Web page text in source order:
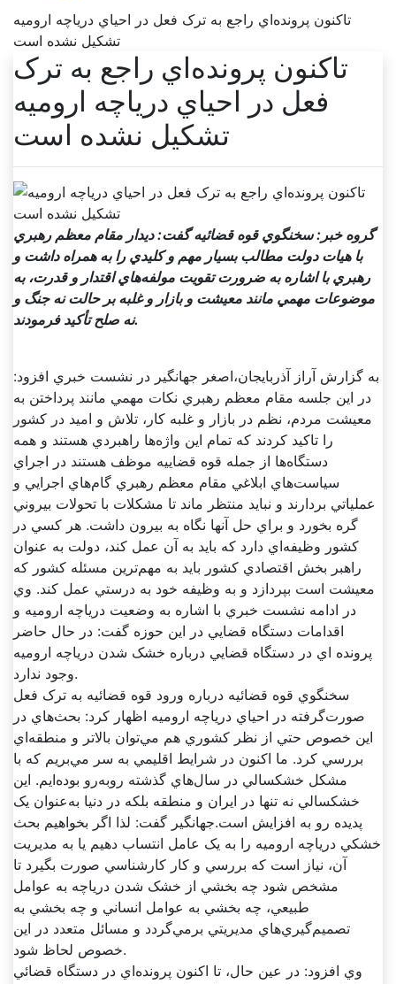
تاکنون پرونده‌اي راجع به ترک فعل در احياي درياچه اروميه
تشکيل نشده است
تاکنون پرونده‌اي راجع به ترک
فعل در احياي درياچه اروميه
تشکيل نشده است
گروه خبر: سخنگوي قوه قضائيه گفت: ديدار مقام معظم رهبري
با هيات دولت مطالب بسيار مهم و کليدي را به همراه داشت و
رهبري با اشاره به ضرورت تقويت مولفه‌هاي اقتدار و قدرت، به
موضوعات مهمي مانند معيشت و بازار و غلبه بر حالت نه جنگ و
نه صلح تأکيد فرمودند.
به گزارش آراز آذربايجان،اصغر جهانگير در نشست خبري افزود:
در اين جلسه مقام معظم رهبري نکات مهمي مانند پرداختن به
معيشت مردم، نظم در بازار و غلبه کار، تلاش و اميد در کشور
را تاکيد کردند که تمام اين واژه‌ها راهبردي هستند و همه
دستگاه‌ها از جمله قوه قضاييه موظف هستند در اجراي
سياست‌هاي ابلاغي مقام معظم رهبري گام‌هاي اجرايي و
عملياتي بردارند و نبايد منتظر ماند تا مشکلات با تحولات بيروني
گره بخورد و براي حل آنها نگاه به بيرون داشت. هر کسي در
کشور وظيفه‌اي دارد که بايد به آن عمل کند، دولت به عنوان
راهبر بخش اقتصادي کشور بايد به مهم‌ترين مسئله کشور که
معيشت است بپردازد و به وظيفه خود به درستي عمل کند. وي
در ادامه نشست خبري با اشاره به وضعيت درياچه اروميه و
اقدامات دستگاه قضايي در اين حوزه گفت: در حال حاضر
پرونده اي در دستگاه قضايي درباره خشک شدن درياچه اروميه
وجود ندارد.
سخنگوي قوه قضائيه درباره ورود قوه قضائيه به ترک فعل
صورت‌گرفته در احياي درياچه اروميه اظهار کرد: بحث‌هاي در
اين خصوص حتي از نظر کشوري هم مي‌توان بالاتر و منطقه‌اي
بررسي کرد. ما اکنون در شرايط اقليمي به سر مي‌بريم که با
مشکل خشکسالي در سال‌هاي گذشته روبه‌رو بوده‌ايم. اين
خشکسالي نه تنها در ايران و منطقه بلکه در دنيا به‌عنوان يک
پديده رو به افزايش است.جهانگير گفت: لذا اگر بخواهيم بحث
خشکي درياچه اروميه را به يک عامل انتساب دهيم يا به مديريت
آن، نياز است که بررسي و کار کارشناسي صورت بگيرد تا
مشخص شود چه بخشي از خشک شدن درياچه به عوامل
طبيعي، چه بخشي به عوامل انساني و چه بخشي به
تصميم‌گيري‌هاي مديريتي برمي‌گردد و مسائل متعدد در اين
خصوص لحاظ شود.
وي افزود: در عين حال، تا اکنون پرونده‌اي در دستگاه قضائي